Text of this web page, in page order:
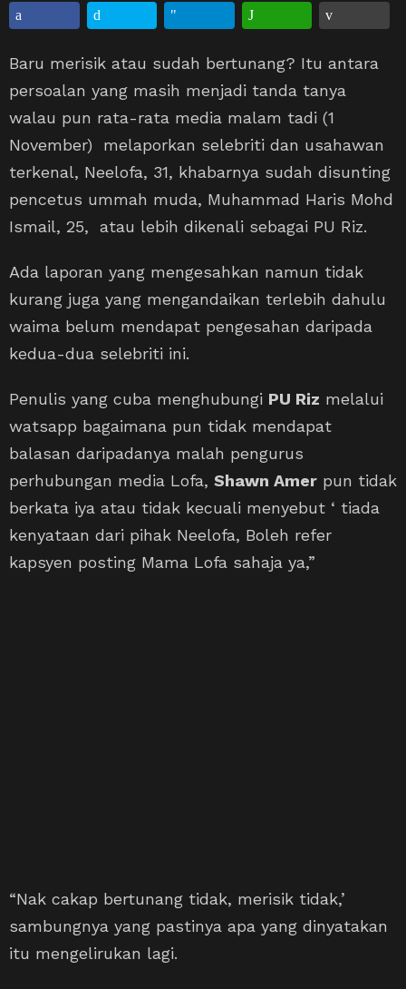
Baru merisik atau sudah bertunang? Itu antara
persoalan yang masih menjadi tanda tanya
walau pun rata-rata media malam tadi (1
November) melaporkan selebriti dan usahawan
terkenal, Neelofa, 31, khabarnya sudah disunting
pencetus ummah muda, Muhammad Haris Mohd
Ismail, 25, atau lebih dikenali sebagai PU Riz.
Ada laporan yang mengesahkan namun tidak
kurang juga yang mengandaikan terlebih dahulu
waima belum mendapat pengesahan daripada
kedua-dua selebriti ini.
Penulis yang cuba menghubungi PU Riz melalui
watsapp bagaimana pun tidak mendapat
balasan daripadanya malah pengurus
perhubungan media Lofa, Shawn Amer pun tidak
berkata iya atau tidak kecuali menyebut ‘ tiada
kenyataan dari pihak Neelofa, Boleh refer
kapsyen posting Mama Lofa sahaja ya,”
“Nak cakap bertunang tidak, merisik tidak,’
sambungnya yang pastinya apa yang dinyatakan
itu mengelirukan lagi.